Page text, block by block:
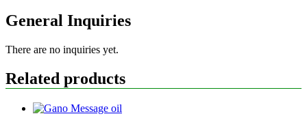
General Inquiries
There are no inquiries yet.
Related products